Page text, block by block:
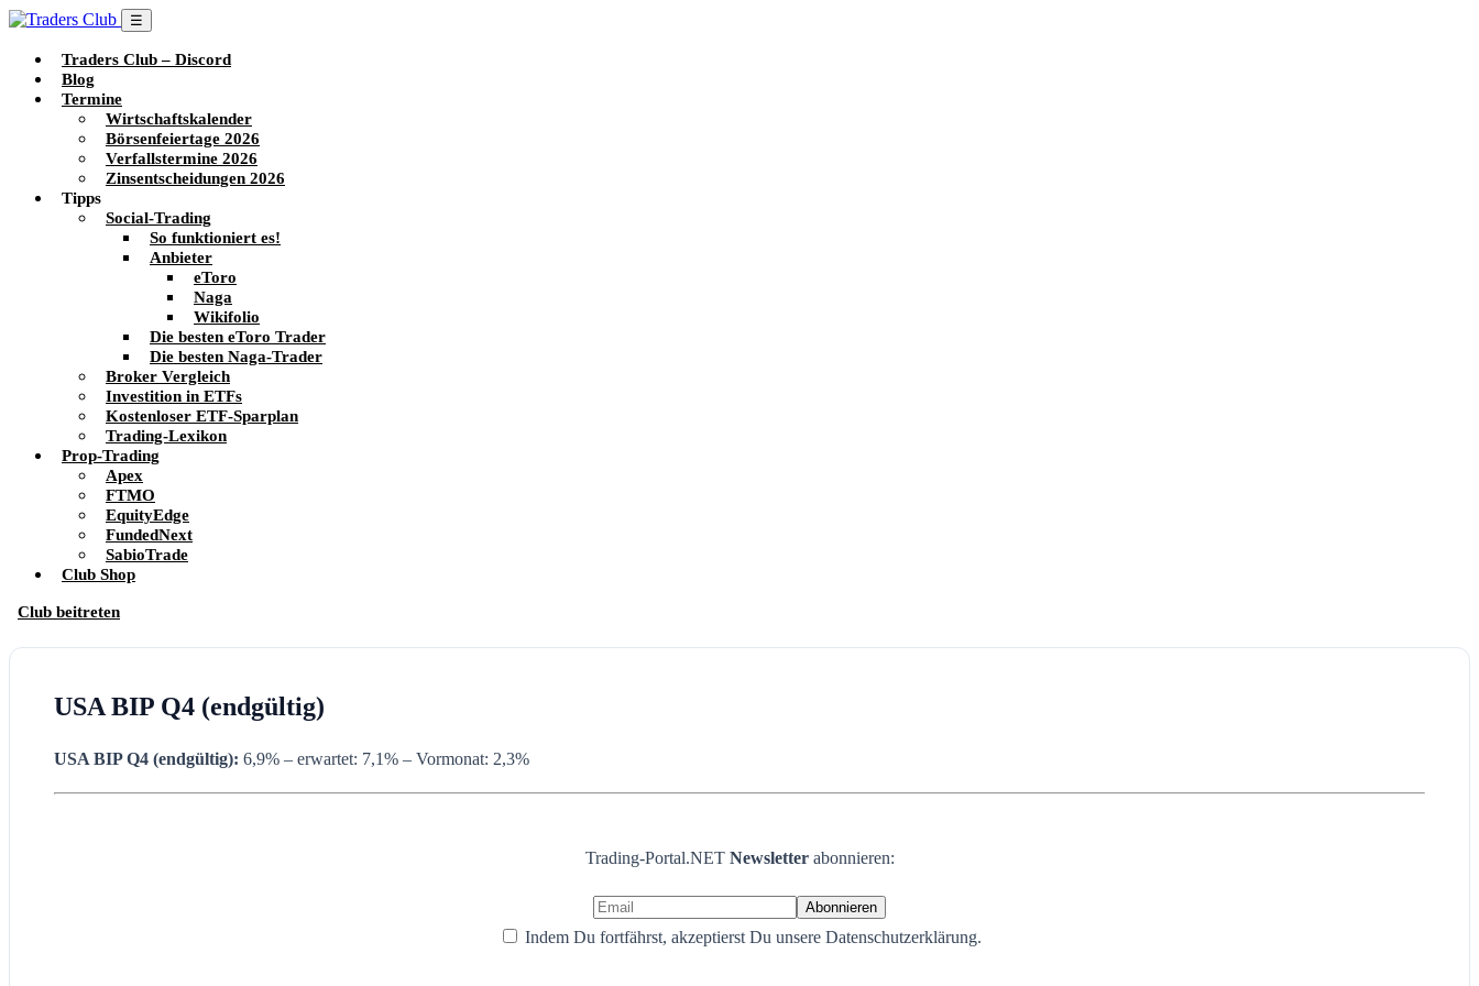
☰
Traders Club – Discord
Blog
Termine
Wirtschaftskalender
Börsenfeiertage 2026
Verfallstermine 2026
Zinsentscheidungen 2026
Tipps
Social-Trading
So funktioniert es!
Anbieter
eToro
Naga
Wikifolio
Die besten eToro Trader
Die besten Naga-Trader
Broker Vergleich
Investition in ETFs
Kostenloser ETF-Sparplan
Trading-Lexikon
Prop-Trading
Apex
FTMO
EquityEdge
FundedNext
SabioTrade
Club Shop
Club beitreten
USA BIP Q4 (endgültig)
USA BIP Q4 (endgültig): 6,9% – erwartet: 7,1% – Vormonat: 2,3%
Trading-Portal.NET Newsletter abonnieren:
Indem Du fortfährst, akzeptierst Du unsere Datenschutzerklärung.